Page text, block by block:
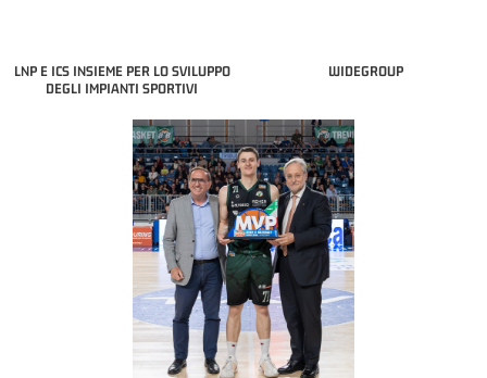
LNP E ICS INSIEME PER LO SVILUPPO
DEGLI IMPIANTI SPORTIVI
WIDEGROUP